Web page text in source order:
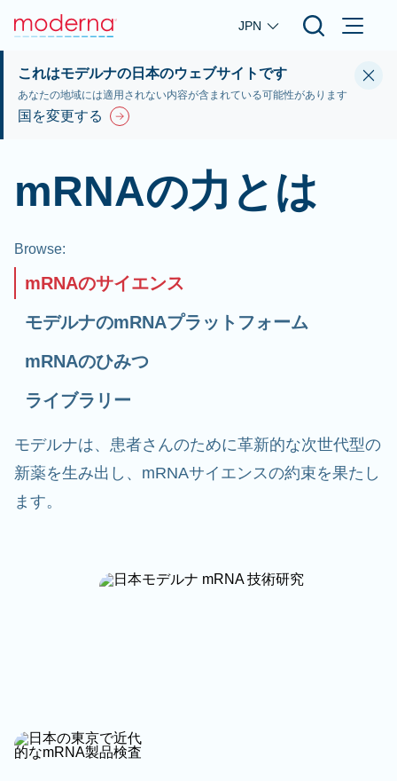
Skip to main content
JPN
これはモデルナの日本のウェブサイトです
あなたの地域には適用されない内容が含まれている可能性があります
国を変更する
mRNAの力とは
Browse:
mRNAのサイエンス
モデルナのmRNAプラットフォーム
mRNAのひみつ
ライブラリー
モデルナは、患者さんのために革新的な次世代型の
新薬を生み出し、mRNAサイエンスの約束を果たし
ます。